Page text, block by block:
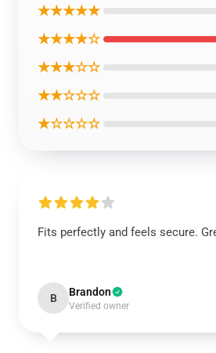
★★★★★
★★★★☆
★★★☆☆
★★☆☆☆
★☆☆☆☆
Fits perfectly and feels secure.
B Brandon
Verified owner